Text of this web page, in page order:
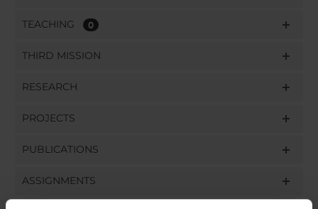
TEACHING 0
THIRD MISSION
RESEARCH
PROJECTS
PUBLICATIONS
ASSIGNMENTS